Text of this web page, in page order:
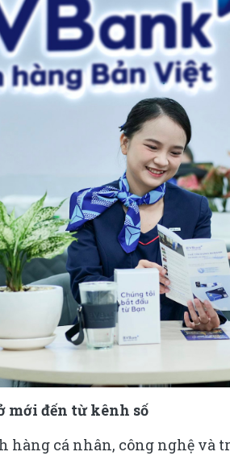
mới đến từ kênh số
hàng cá nhân, công nghệ và